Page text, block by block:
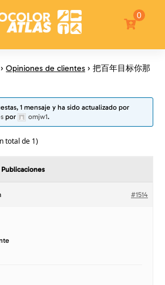
Atlas
pinturas en linea
0
› Opiniones de clientes › 把百年目标你那
1 mensaje y ha sido actualizado por
por omjw1.
total de 1)
Publicaciones
#1514